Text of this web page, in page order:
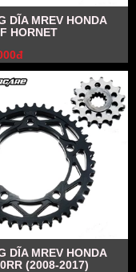
DĨA MREV HONDA
HORNET
DĨA MREV HONDA
(2008-2017)